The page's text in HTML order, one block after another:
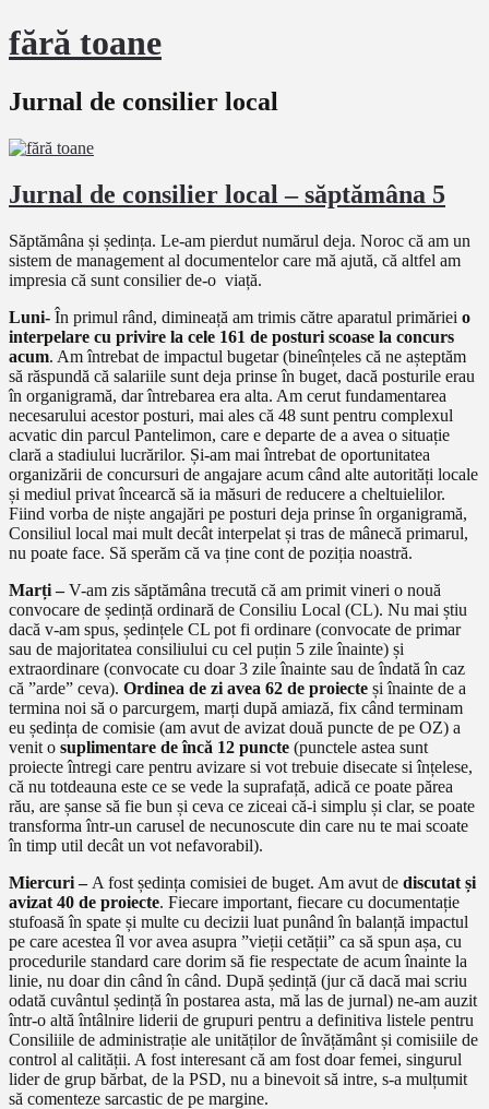
fără toane
Jurnal de consilier local
Jurnal de consilier local – săptămâna 5
Săptămâna și ședința. Le-am pierdut numărul deja. Noroc că am un
sistem de management al documentelor care mă ajută, că altfel am
impresia că sunt consilier de-o viață.
Luni- În primul rând, dimineață am trimis către aparatul primăriei o
interpelare cu privire la cele 161 de posturi scoase la concurs
acum. Am întrebat de impactul bugetar (bineînțeles că ne așteptăm
să răspundă că salariile sunt deja prinse în buget, dacă posturile erau
în organigramă, dar întrebarea era alta. Am cerut fundamentarea
necesarului acestor posturi, mai ales că 48 sunt pentru complexul
acvatic din parcul Pantelimon, care e departe de a avea o situație
clară a stadiului lucrărilor. Și-am mai întrebat de oportunitatea
organizării de concursuri de angajare acum când alte autorități locale
și mediul privat încearcă să ia măsuri de reducere a cheltuielilor.
Fiind vorba de niște angajări pe posturi deja prinse în organigramă,
Consiliul local mai mult decât interpelat și tras de mânecă primarul,
nu poate face. Să sperăm că va ține cont de poziția noastră.
Marți –V-am zis săptămâna trecută că am primit vineri o nouă
convocare de ședință ordinară de Consiliu Local (CL). Nu mai știu
dacă v-am spus, ședințele CL pot fi ordinare (convocate de primar
sau de majoritatea consiliului cu cel puțin 5 zile înainte) și
extraordinare (convocate cu doar 3 zile înainte sau de îndată în caz
că ”arde” ceva). Ordinea de zi avea 62 de proiecte și înainte de a
termina noi să o parcurgem, marți după amiază, fix când terminam
eu ședința de comisie (am avut de avizat două puncte de pe OZ) a
venit o suplimentare de încă 12 puncte (punctele astea sunt
proiecte întregi care pentru avizare si vot trebuie disecate si înțelese,
că nu totdeauna este ce se vede la suprafață, adică ce poate părea
rău, are șanse să fie bun și ceva ce ziceai că-i simplu și clar, se poate
transforma într-un carusel de necunoscute din care nu te mai scoate
în timp util decât un vot nefavorabil).
Miercuri – A fost ședința comisiei de buget. Am avut de discutat și
avizat 40 de proiecte. Fiecare important, fiecare cu documentație
stufoasă în spate și multe cu decizii luat punând în balanță impactul
pe care acestea îl vor avea asupra ”vieții cetății” ca să spun așa, cu
procedurile standard care dorim să fie respectate de acum înainte la
linie, nu doar din când în când. După ședință (jur că dacă mai scriu
odată cuvântul ședință în postarea asta, mă las de jurnal) ne-am auzit
într-o altă întâlnire liderii de grupuri pentru a definitiva listele pentru
Consiliile de administrație ale unităților de învățământ și comisiile de
control al calității. A fost interesant că am fost doar femei, singurul
lider de grup bărbat, de la PSD, nu a binevoit să intre, s-a mulțumit
să comenteze sarcastic de pe margine.